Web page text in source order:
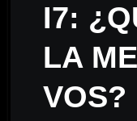
I7:
LA
VOS?